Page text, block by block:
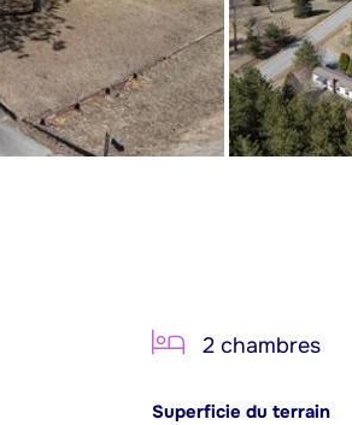
2 chambres
Superficie du terrain